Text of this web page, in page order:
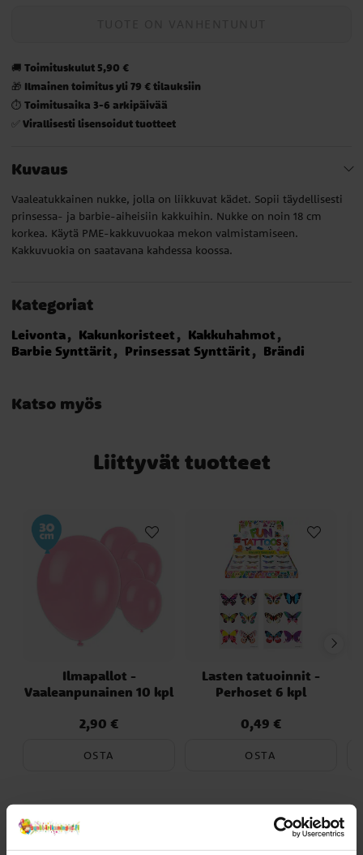
🚚 Toimituskulut 5,90 €
🎁 Ilmainen toimitus yli 79 € tilauksiin
⏱️ Toimitusaika 3-6 arkipäivää
✅ Virallisesti lisensoidut tuotteet
Kuvaus
Vaaleatukkainen nukke, jolla on liikkuvat kädet. Sopii täydellisesti
prinsessa- ja barbie-aiheisiin kakkuihin. Nukke on noin 18 cm
korkea. Käytä PME-kakkuvuokaa mekon valmistamiseen.
Kakkuvuokia on saatavana kahdessa koossa.
Kategoriat
Leivonta Kakunkoristeet
Kakkuhahmot
Barbie Synttärit
Prinsessat Synttärit Brändi
Katso myös
Liittyvät tuotteet
Ilmapallot -
Vaaleanpunainen 10 kpl
Hinta:2,90 €
2,90 €
OSTA
Lasten tatuoinnit -
Perhoset 6 kpl
Hinta:0,49 €
0,49 €
OSTA
Toiset asiakkaat ostivat myös